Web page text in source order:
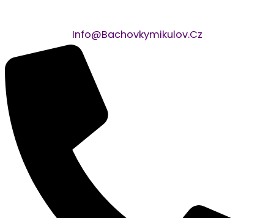
Info@bachovkymikulov.cz